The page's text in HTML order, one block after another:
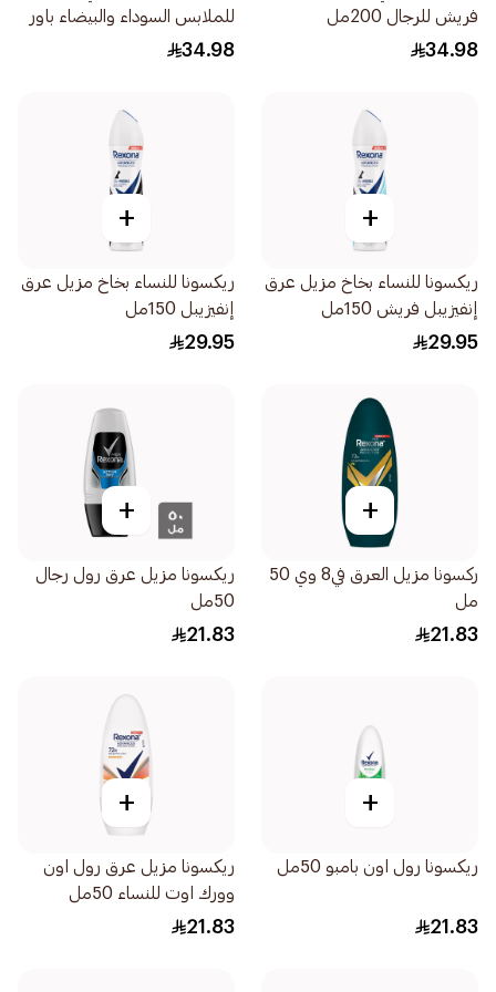
فريش للرجال 200مل
34.98
للملابس السوداء والبيضاء باور
للرجال 200مل
34.98
+
ريكسونا للنساء بخاخ مزيل عرق
إنفيزيبل فريش 150مل
29.95
+
ريكسونا للنساء بخاخ مزيل عرق
إنفيزيبل 150مل
29.95
+
ركسونا مزيل العرق في8 وي 50
مل
21.83
+
ريكسونا مزيل عرق رول رجال
50مل
21.83
+
ريكسونا رول اون بامبو 50مل
21.83
+
ريكسونا مزيل عرق رول اون
وورك اوت للنساء 50مل
21.83